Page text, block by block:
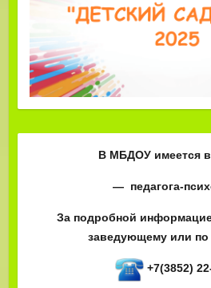
В МБДОУ имеется
— педагога-
За подробной
заведующему или по
+7(3852)